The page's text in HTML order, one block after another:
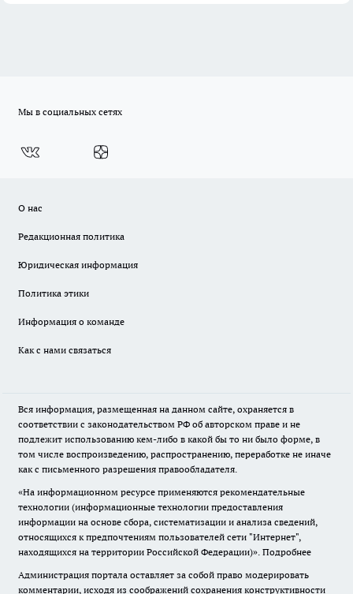
Мы в социальных сетях
О нас
Редакционная политика
Юридическая информация
Политика этики
Информация о команде
Как с нами связаться
Вся информация, размещенная на данном сайте, охраняется в
соответствии с законодательством РФ об авторском праве и не
подлежит использованию кем-либо в какой бы то ни было форме, в
том числе воспроизведению, распространению, переработке не иначе
как с письменного разрешения правообладателя.
«На информационном ресурсе применяются рекомендательные
технологии (информационные технологии предоставления
информации на основе сбора, систематизации и анализа сведений,
относящихся к предпочтениям пользователей сети "Интернет",
находящихся на территории Российской Федерации)». Подробнее
Администрация портала оставляет за собой право модерировать
комментарии, исходя из соображений сохранения конструктивности